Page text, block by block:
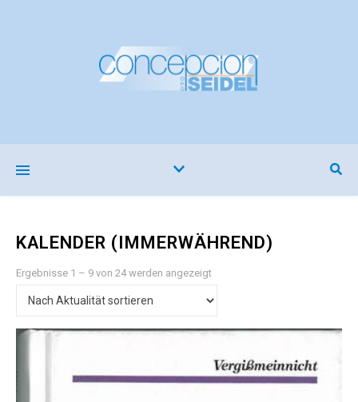
KALENDER (IMMERWÄHREND)
Ergebnisse 1 – 9 von 24 werden angezeigtNach Aktualität sortiert